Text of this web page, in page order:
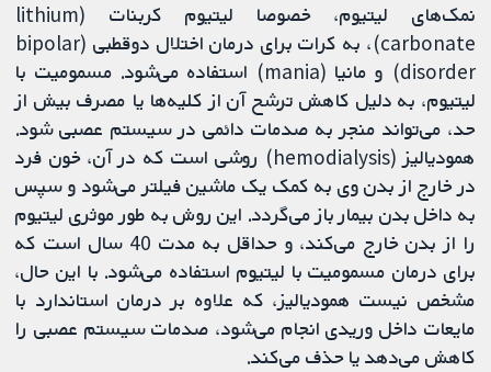
نمک‌های لیتیوم، خصوصا لیتیوم کربنات (lithium
carbonate)، به کرات برای درمان اختلال دوقطبی (bipolar
disorder) و مانیا (mania) استفاده می‌شود. مسمومیت با
لیتیوم، به دلیل کاهش ترشح آن از کلیه‌ها یا مصرف بیش از
حد، می‌تواند منجر به صدمات دائمی در سیستم عصبی شود.
همودیالیز (hemodialysis) روشی است که در آن، خون فرد
در خارج از بدن وی به کمک یک ماشین فیلتر می‌شود و سپس
به داخل بدن بیمار باز می‌گردد. این روش به طور موثری لیتیوم
را از بدن خارج می‌کند، و حداقل به مدت 40 سال است که
برای درمان مسمومیت با لیتیوم استفاده می‌شود. با این حال،
مشخص نیست همودیالیز، که علاوه بر درمان استاندارد با
مایعات داخل وریدی انجام می‌شود، صدمات سیستم عصبی را
کاهش می‌دهد یا حذف می‌کند.